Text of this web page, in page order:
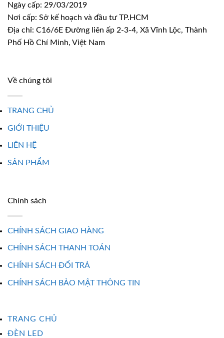
Ngày cấp: 29/03/2019
Nơi cấp: Sở kế hoạch và đầu tư TP.HCM
Địa chỉ: C16/6E Đường liên ấp 2-3-4, Xã Vĩnh Lộc, Thành
Phố Hồ Chí Minh, Việt Nam
Về chúng tôi
TRANG CHỦ
GIỚI THIỆU
LIÊN HỆ
SẢN PHẨM
Chính sách
CHÍNH SÁCH GIAO HÀNG
CHÍNH SÁCH THANH TOÁN
CHÍNH SÁCH ĐỔI TRẢ
CHÍNH SÁCH BẢO MẬT THÔNG TIN
TRANG CHỦ
ĐÈN LED